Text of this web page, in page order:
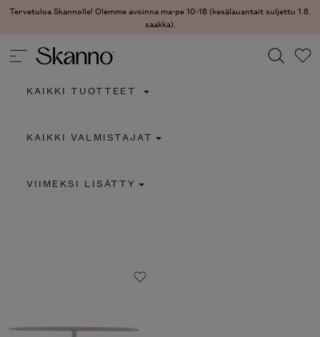
Tervetuloa Skannolle! Olemme avoinna ma-pe 10-18 (kesälauantait suljettu 1.8.
saakka).
Type 2 or more characters for results.
KAIKKI TUOTTEET
KAIKKI VALMISTAJAT
VIIMEKSI LISÄTTY